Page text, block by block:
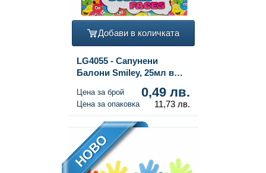
Добави в количката
LG4055 - Сапунени
Балони Smiley, 25мл в
Цена за брой 0,49 лв.
Цена за опаковка 11,73 лв.
НОВО